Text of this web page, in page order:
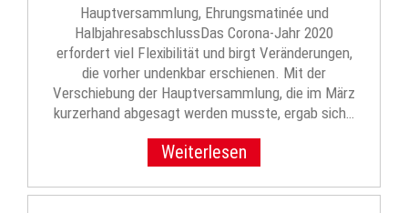
Hauptversammlung, Ehrungsmatinée und
HalbjahresabschlussDas Corona-Jahr 2020
erfordert viel Flexibilität und birgt Veränderungen,
die vorher undenkbar erschienen. Mit der
Verschiebung der Hauptversammlung, die im März
kurzerhand abgesagt werden musste, ergab sich…
Weiterlesen